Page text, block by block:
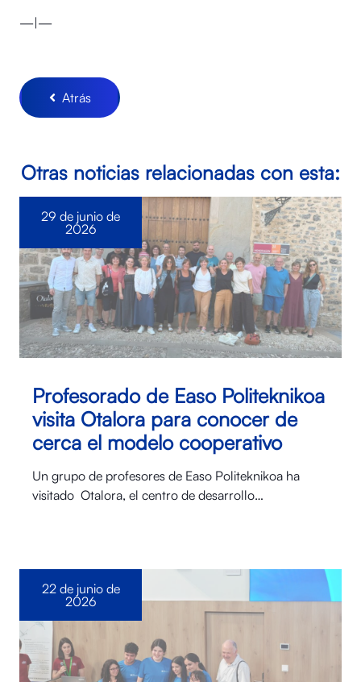
—|—
Atrás
Otras noticias relacionadas con esta:
Profesorado de Easo Politeknikoa
visita Otalora para conocer de
cerca el modelo cooperativo
Un grupo de profesores de Easo Politeknikoa ha
visitado Otalora⁠, el centro de desarrollo…
29 de junio de
2026
22 de junio de
2026